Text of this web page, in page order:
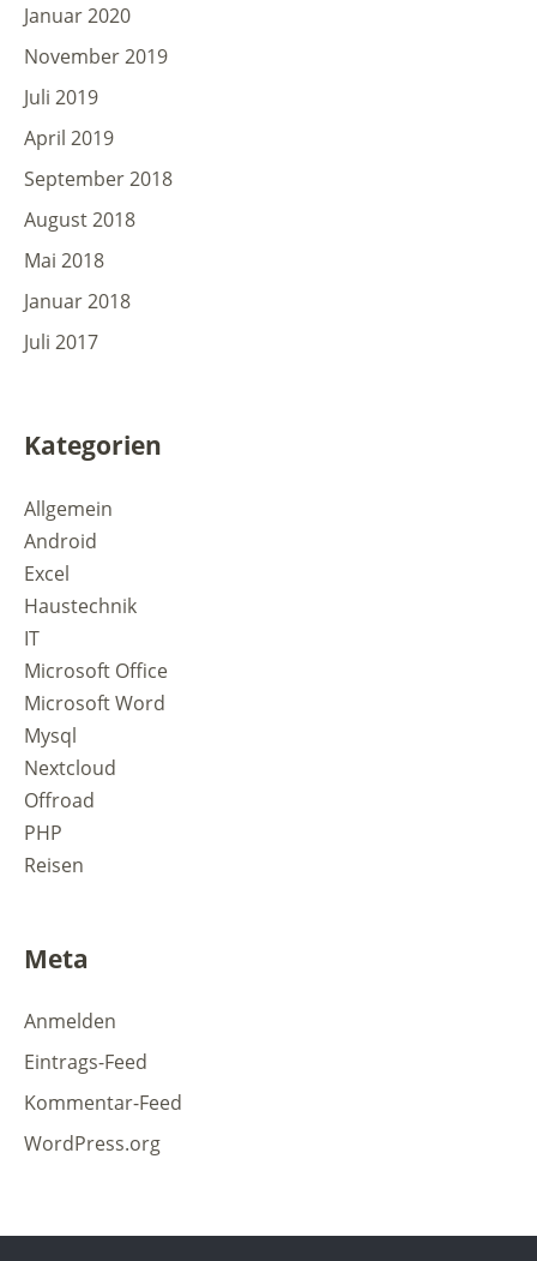
Januar 2020
November 2019
Juli 2019
April 2019
September 2018
August 2018
Mai 2018
Januar 2018
Juli 2017
Kategorien
Allgemein
Android
Excel
Haustechnik
IT
Microsoft Office
Microsoft Word
Mysql
Nextcloud
Offroad
PHP
Reisen
Meta
Anmelden
Eintrags-Feed
Kommentar-Feed
WordPress.org